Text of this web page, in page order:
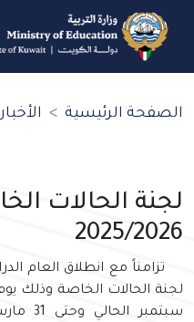
الصفحة الرئيسية الأخبار
لجنة الحالات
2025/2026
لجنة الحالات الخاصة وذلك